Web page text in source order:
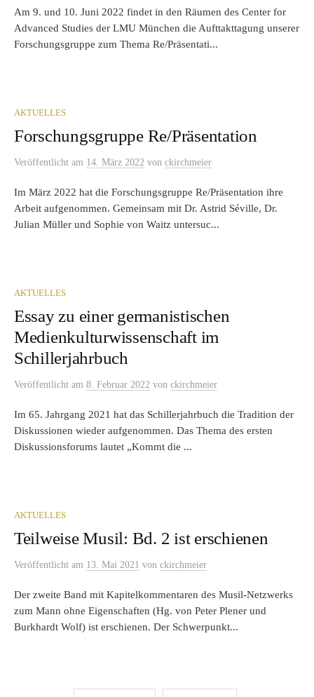
Am 9. und 10. Juni 2022 findet in den Räumen des Center for
Advanced Studies der LMU München die Aufttakttagung unserer
Forschungsgruppe zum Thema Re/Präsentati...
AKTUELLES
Forschungsgruppe Re/Präsentation
Veröffentlicht am 14. März 2022 von ckirchmeier
Im März 2022 hat die Forschungsgruppe Re/Präsentation ihre
Arbeit aufgenommen. Gemeinsam mit Dr. Astrid Séville, Dr.
Julian Müller und Sophie von Waitz untersuc...
AKTUELLES
Essay zu einer germanistischen
Medienkulturwissenschaft im
Schillerjahrbuch
Veröffentlicht am 8. Februar 2022 von ckirchmeier
Im 65. Jahrgang 2021 hat das Schillerjahrbuch die Tradition der
Diskussionen wieder aufgenommen. Das Thema des ersten
Diskussionsforums lautet „Kommt die ...
AKTUELLES
Teilweise Musil: Bd. 2 ist erschienen
Veröffentlicht am 13. Mai 2021 von ckirchmeier
Der zweite Band mit Kapitelkommentaren des Musil-Netzwerks
zum Mann ohne Eigenschaften (Hg. von Peter Plener und
Burkhardt Wolf) ist erschienen. Der Schwerpunkt...